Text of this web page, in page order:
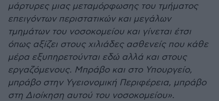
μάρτυρες μιας μεταμόρφωσης του τμήματος
επειγόντων περιστατικών και μεγάλων
τμημάτων του νοσοκομείου και γίνεται έτσι
όπως αξίζει στους χιλιάδες ασθενείς που κάθε
μέρα εξυπηρετούνται εδώ αλλά και στους
εργαζόμενους. Μπράβο και στο Υπουργείο,
μπράβο στην Υγειονομική Περιφέρεια, μπράβο
στη Διοίκηση αυτού του νοσοκομείου».